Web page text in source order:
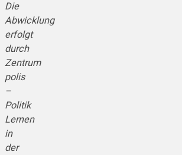
Die
Abwicklung
erfolgt
durch
Zentrum
polis
–
Politik
Lernen
in
der